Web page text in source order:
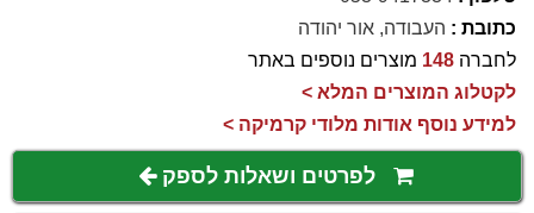
כתובת : העבודה, אור יהודה
לחברה 148 מוצרים נוספים באתר
לקטלוג המוצרים המלא >
למידע נוסף אודות מלודי קרמיקה >
לפרטים ושאלות לספק